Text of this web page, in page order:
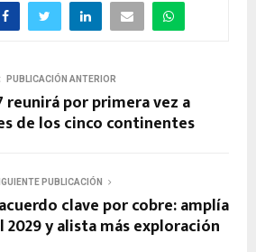
PUBLICACIÓN ANTERIOR
reunirá por primera vez a
de los cinco continentes
PUBLICACIÓN
clave por cobre: amplía
2029 y alista más exploración